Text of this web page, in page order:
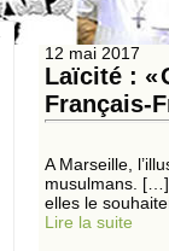
12 mai 2017
Laïcité : «
Français-
A Marseille,
musulmans. […]
elles le
Lire la suite